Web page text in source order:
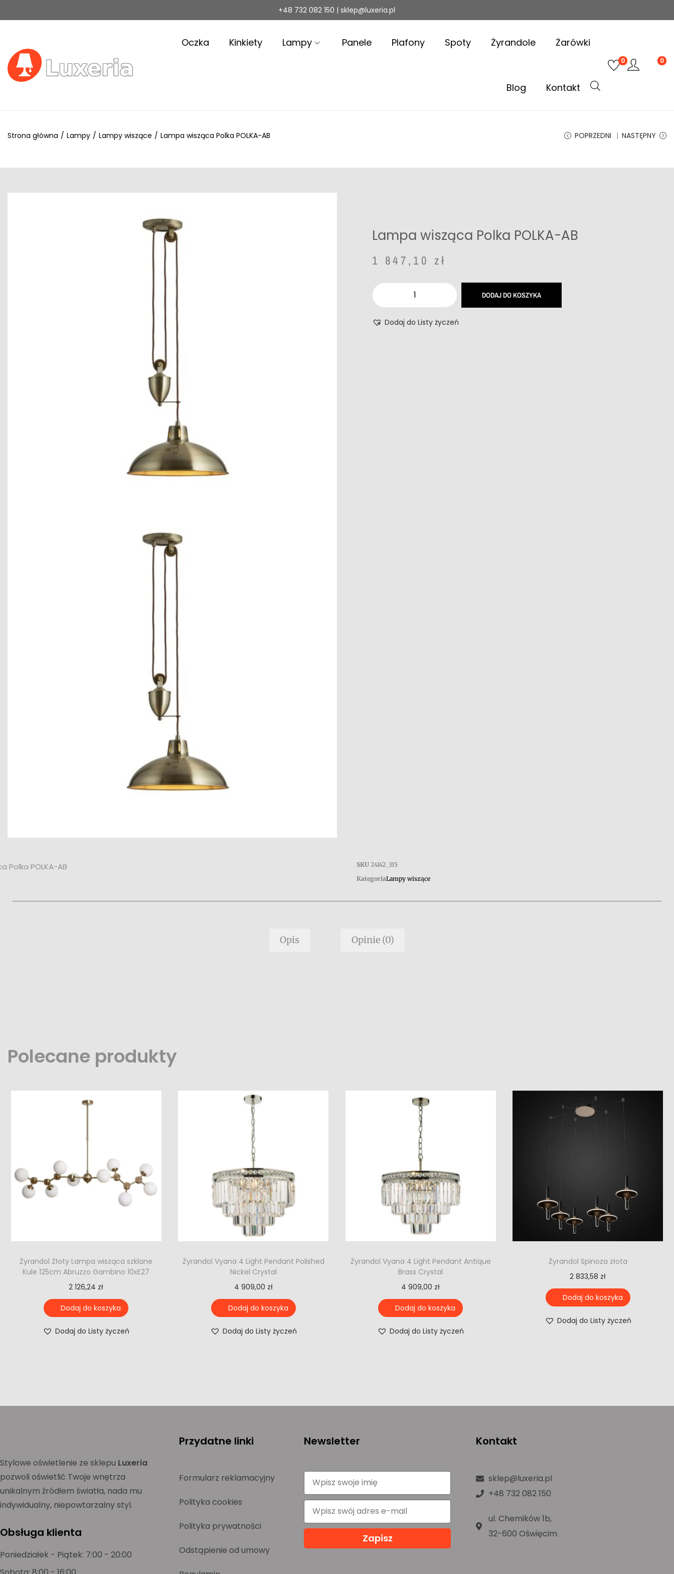
+48 732 082 150 | sklep@luxeria.pl
Oczka Kinkiety Lampy Panele Plafony Spoty Żyrandole Żarówki
Blog Kontakt
0 0
Strona główna / Lampy / Lampy wiszące / Lampa wisząca Polka POLKA-AB POPRZEDNI NASTĘPNY
Lampa wisząca Polka POLKA-AB
1 847,10 zł
DODAJ DO KOSZYKA
Dodaj do Listy życzeń
Polka POLKA-AB SKU24142_315
KategoriaLampy wiszące
Opis Opinie (0)
Polecane produkty
Żyrandol Złoty Lampa wisząca szklane
Kule 125cm Abruzzo Gambino 10xE27
2 126,24 zł
Dodaj do koszyka
Dodaj do Listy życzeń
Żyrandol Vyana 4 Light Pendant Polished
Nickel Crystal
4 909,00 zł
Dodaj do koszyka
Dodaj do Listy życzeń
Żyrandol Vyana 4 Light Pendant Antique
Brass Crystal
4 909,00 zł
Dodaj do koszyka
Dodaj do Listy życzeń
Żyrandol Spinoza złota
2 833,58 zł
Dodaj do koszyka
Dodaj do Listy życzeń
Stylowe oświetlenie ze sklepu Luxeria
pozwoli oświetlić Twoje wnętrza
unikalnym źródłem światła, nada mu
indywidualny, niepowtarzalny styl.
Obsługa klienta
Poniedziałek - Piątek: 7:00 - 20:00
Przydatne linki
Formularz reklamacyjny
Polityka cookies
Polityka prywatności
Odstąpienie od umowy
Newsletter
Zapisz
Kontakt
sklep@luxeria.pl
+48 732 082 150
ul. Chemików 1b,
32-600 Oświęcim